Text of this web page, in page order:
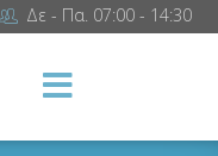
Δε - Πα. 07:00 - 14:30